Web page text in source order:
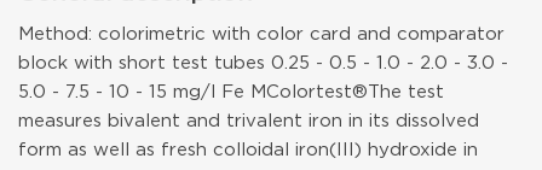
Method: colorimetric with color card and comparator
block with short test tubes 0.25 - 0.5 - 1.0 - 2.0 - 3.0 -
5.0 - 7.5 - 10 - 15 mg/l Fe MColortest® The test
measures bivalent and trivalent iron in its dissolved
form as well as fresh colloidal iron(III) hydroxide in